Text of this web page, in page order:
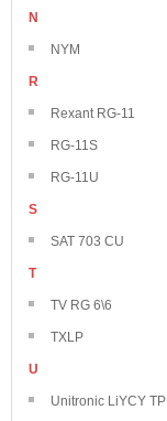
N
NYM
R
Rexant RG-11
RG-11S
RG-11U
S
SAT 703 CU
T
TV RG 6\6
TXLP
U
Unitronic LiYCY TP